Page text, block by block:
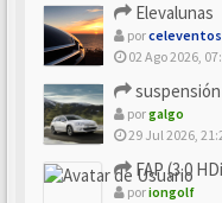
Elevalunas
por
02 Ago 2026,
porgalgo
29 Jul 2026,
FAP (3.0 HDi
poriongolf